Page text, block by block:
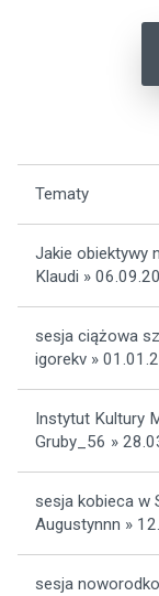
Tematy
Jakie obiektywy
Klaudi »
sesja ciążowa
igorekv »
Instytut Kultury
Gruby_56 »
sesja kobieca w
Augustynnn »
sesja